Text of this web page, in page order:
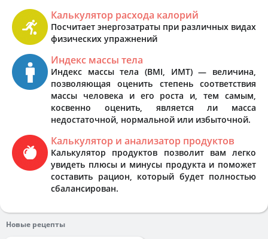
Калькулятор расхода калорий
Посчитает энергозатраты при различных видах
физических упражнений
Индекс массы тела
Индекс массы тела (BMI, ИМТ) — величина,
позволяющая оценить степень соответствия
массы человека и его роста и, тем самым,
косвенно оценить, является ли масса
недостаточной, нормальной или избыточной.
Калькулятор и анализатор продуктов
Калькулятор продуктов позволит вам легко
увидеть плюсы и минусы продукта и поможет
составить рацион, который будет полностью
сбалансирован.
Новые рецепты